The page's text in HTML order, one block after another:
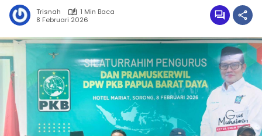
Trisnah
1 Min Baca
8 Februari 2026